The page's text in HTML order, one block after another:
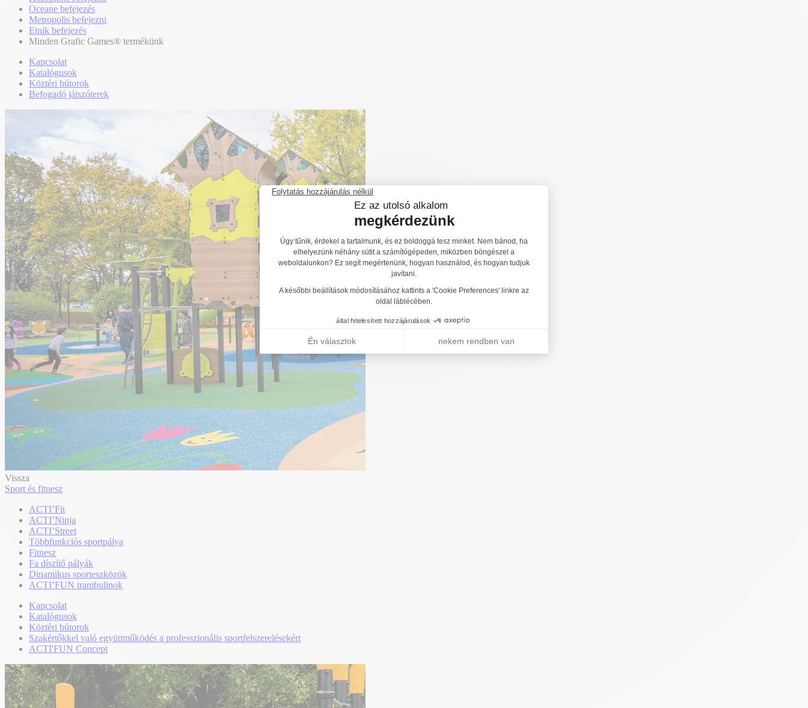
Oceane befejezés
Metropolis befejezni
Etnik befejezés
Minden Grafic Games® termékünk
Kapcsolat
Katalógusok
Köztéri bútorok
Befogadó játszóterek
Vissza
Sport és fitnesz
ACTI’Fit
ACTI’Ninja
ACTI’Street
Többfunkciós sportpálya
Fitnesz
Fa díszítő pályák
Dinamikus sporteszközök
ACTI’FUN trambulinok
Kapcsolat
Katalógusok
Köztéri bútorok
Szakértőkkel való együttműködés a professzionális sportfelszerelésekért
ACTI'FUN Concept